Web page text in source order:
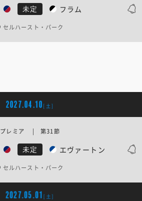
未定 フラム
セルハースト・パーク
2027.04.10 [土]
未定 エヴァートン
プレミア | 第31節
セルハースト・パーク
2027.05.01 [土]